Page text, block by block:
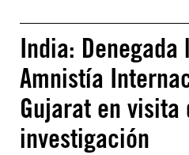
India:
Amnistía
Gujarat en visita
investigación